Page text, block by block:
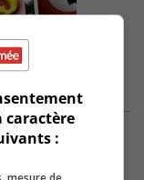
caractère
: